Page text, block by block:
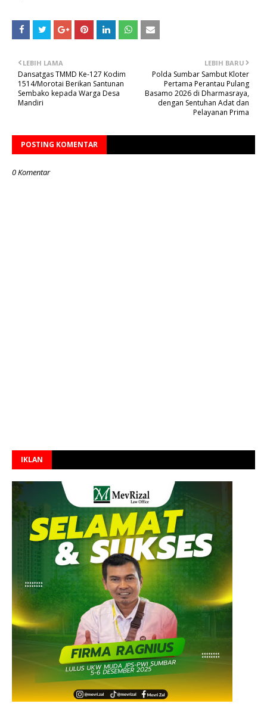
LEBIH BARU
Polda Sumbar Sambut Kloter
Pertama Perantau Pulang
Basamo 2026 di Dharmasraya,
dengan Sentuhan Adat dan
Pelayanan Prima
LEBIH LAMA
Dansatgas TMMD Ke-127 Kodim
1514/Morotai Berikan Santunan
Sembako kepada Warga Desa
Mandiri
POSTING KOMENTAR
0 Komentar
IKLAN